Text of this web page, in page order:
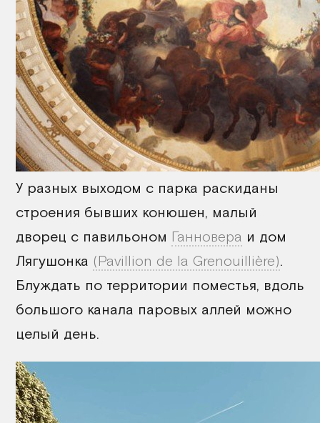
У разных выходом с парка раскиданы
строения бывших конюшен, малый
дворец с павильоном Ганновера и дом
Лягушонка (Pavillion de la Grenouillière).
Блуждать по территории поместья, вдоль
большого канала паровых аллей можно
целый день.